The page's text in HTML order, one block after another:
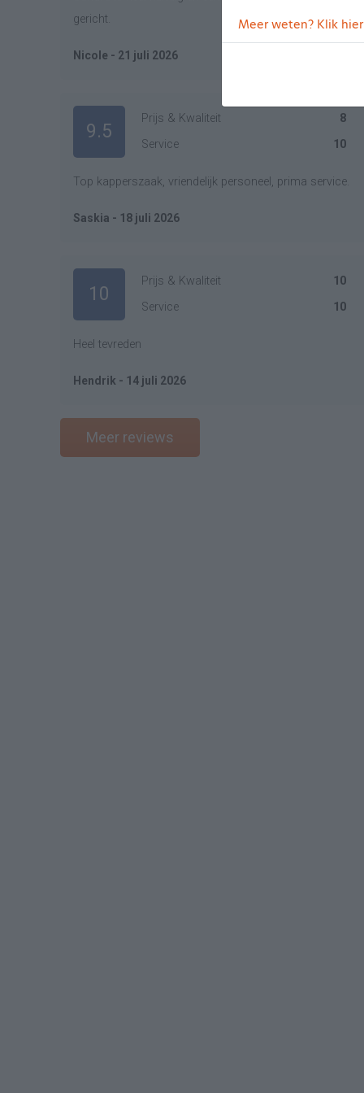
gericht.
Nicole - 21 juli 2026
9.5
Prijs & Kwaliteit 8
Service
10
Top kapperszaak, vriendelijk personeel, prima service.
Saskia - 18 juli 2026
10
Prijs & Kwaliteit 10
Service
10
Heel tevreden
Hendrik - 14 juli 2026
Meer reviews
Meer weten? Klik